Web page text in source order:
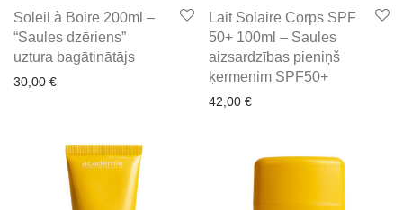
Soleil à Boire 200ml –
“Saules dzēriens”
uztura bagātinātājs
30,00 €
Lait Solaire Corps SPF
50+ 100ml – Saules
aizsardzības pieniņš
ķermenim SPF50+
42,00 €